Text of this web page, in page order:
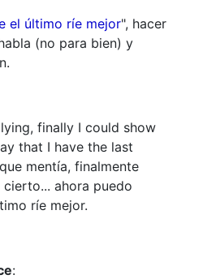
el último ríe mejor", hacer
(no para bien) y
finally I could show
that I have the last
mentía, finalmente
ahora puedo
ríe mejor.
: